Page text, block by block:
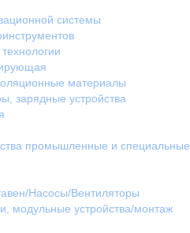
системы
материалы
зарядные устройства
промышленные и специальные
Насосы/Вентиляторы
модульные устройства/монтаж